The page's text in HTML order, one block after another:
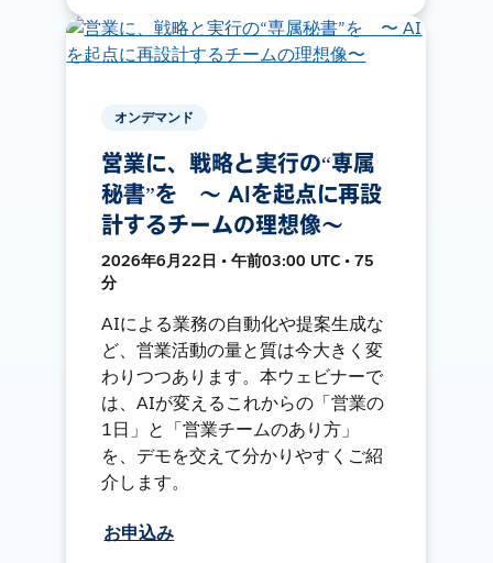
オンデマンド
営業に、戦略と実行の“専属
秘書”を 〜 AIを起点に再設
計するチームの理想像〜
2026年6月22日 • 午前03:00 UTC • 75
分
AIによる業務の自動化や提案生成な
ど、営業活動の量と質は今大きく変
わりつつあります。本ウェビナーで
は、AIが変えるこれからの「営業の
1日」と「営業チームのあり方」
を、デモを交えて分かりやすくご紹
介します。
お申込み